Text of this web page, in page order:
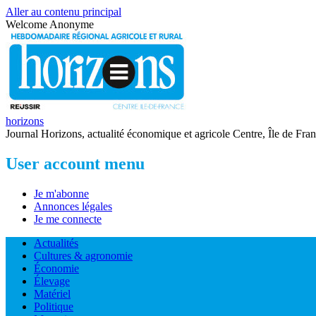
Aller au contenu principal
Welcome Anonyme
horizons
Journal Horizons, actualité économique et agricole Centre, Île de
User account menu
Je m'abonne
Annonces légales
Je me connecte
Actualités
Cultures & agronomie
Économie
Élevage
Matériel
Politique